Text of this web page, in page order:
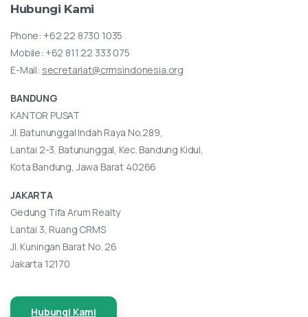
Hubungi Kami
Phone: +62 22 8730 1035
Mobile: +62 811 22 333 075
E-Mail: secretariat@crmsindonesia.org
BANDUNG
KANTOR PUSAT
Jl. Batununggal Indah Raya No.289,
Lantai 2-3, Batununggal, Kec. Bandung Kidul,
Kota Bandung, Jawa Barat 40266
JAKARTA
Gedung Tifa Arum Realty
Lantai 3, Ruang CRMS
Jl. Kuningan Barat No. 26
Jakarta 12170
Hubungi Kami